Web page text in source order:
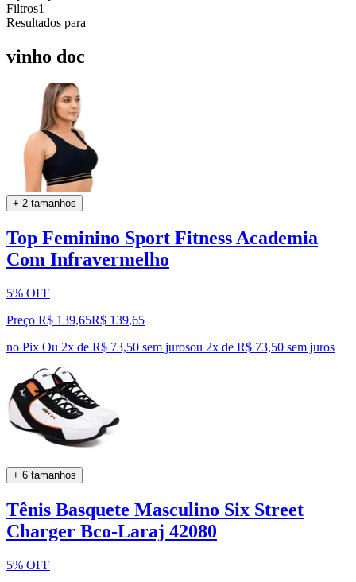
Filtros1
Resultados para
vinho doc
+ 2 tamanhos
Top Feminino Sport Fitness Academia
Com Infravermelho
5% OFF
Preço R$ 139,65R$ 139,65
no Pix Ou 2x de R$ 73,50 sem jurosou 2x de R$ 73,50 sem juros
+ 6 tamanhos
Tênis Basquete Masculino Six Street
Charger Bco-Laraj 42080
5% OFF